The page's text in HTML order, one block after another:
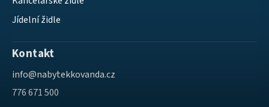
Jídelní židle
Kontakt
info@nabytekkovanda.cz
776 671 500